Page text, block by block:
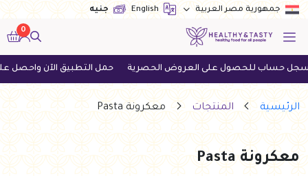
جمهورية مصر العربية English جنيه
0
على العروض الحصرية حمل التطبيق الآن واحصل على أحدث العروض
الرئيسية المنتجات معكرونة Pasta
معكرونة Pasta